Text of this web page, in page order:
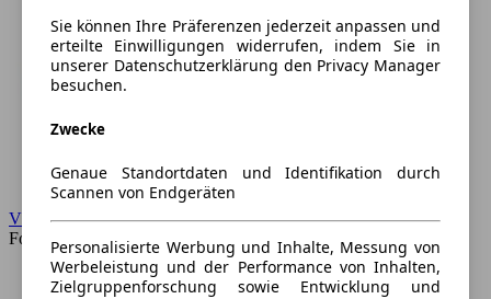
Sie können Ihre Präferenzen jederzeit anpassen und
erteilte Einwilligungen widerrufen, indem Sie in
unserer Datenschutzerklärung den Privacy Manager
besuchen.
Zwecke
Genaue Standortdaten und Identifikation durch
Scannen von Endgeräten
Personalisierte Werbung und Inhalte, Messung von
Werbeleistung und der Performance von Inhalten,
Zielgruppenforschung sowie Entwicklung und
VW
Forum